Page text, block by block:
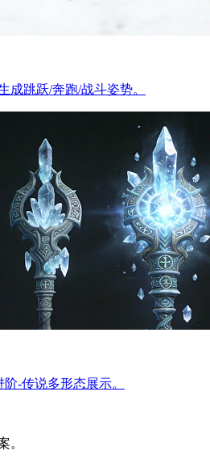
成跳跃/奔跑/战斗姿势。
-传说多形态展示。
。